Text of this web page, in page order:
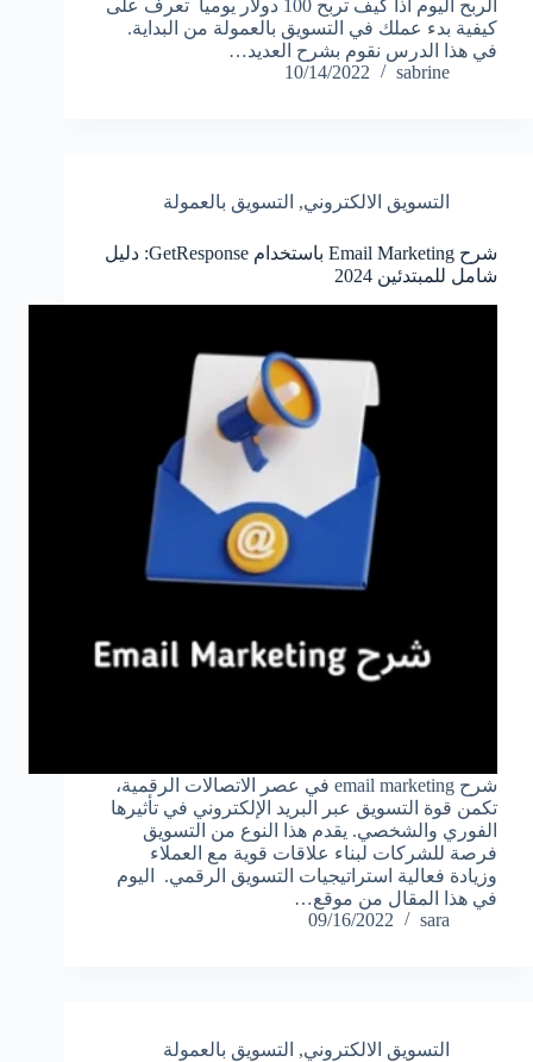
الربح اليوم اذا كيف تربح 100 دولار يوميا تعرف على
كيفية بدء عملك في التسويق بالعمولة من البداية.
في هذا الدرس نقوم بشرح العديد…
sabrine
10/14/2022
التسويق الالكتروني, التسويق بالعمولة
شرح Email Marketing باستخدام GetResponse: دليل
شامل للمبتدئين 2024
شرح email marketing في عصر الاتصالات الرقمية،
تكمن قوة التسويق عبر البريد الإلكتروني في تأثيرها
الفوري والشخصي. يقدم هذا النوع من التسويق
فرصة للشركات لبناء علاقات قوية مع العملاء
وزيادة فعالية استراتيجيات التسويق الرقمي. اليوم
في هذا المقال من موقع…
sara
09/16/2022
التسويق الالكتروني, التسويق بالعمولة